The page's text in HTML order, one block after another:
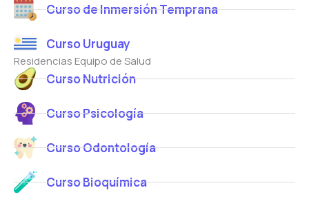
Curso de Inmersión Temprana
Curso Uruguay
Residencias Equipo de Salud
Curso Nutrición
Curso Psicología
Curso Odontología
Curso Bioquímica